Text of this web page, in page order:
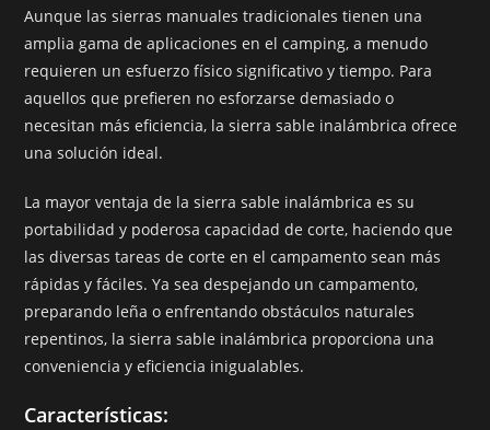
Aunque las sierras manuales tradicionales tienen una
amplia gama de aplicaciones en el camping, a menudo
requieren un esfuerzo físico significativo y tiempo. Para
aquellos que prefieren no esforzarse demasiado o
necesitan más eficiencia, la sierra sable inalámbrica ofrece
una solución ideal.
La mayor ventaja de la sierra sable inalámbrica es su
portabilidad y poderosa capacidad de corte, haciendo que
las diversas tareas de corte en el campamento sean más
rápidas y fáciles. Ya sea despejando un campamento,
preparando leña o enfrentando obstáculos naturales
repentinos, la sierra sable inalámbrica proporciona una
conveniencia y eficiencia inigualables.
Características: